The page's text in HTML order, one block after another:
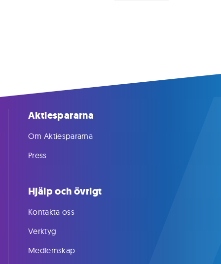
Aktiespararna
Om Aktiespararna
Press
Hjälp och övrigt
Kontakta oss
Verktyg
Medlemskap